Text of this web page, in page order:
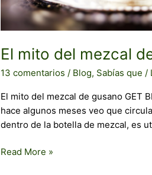
El mito del mezcal
13 comentarios / Blog, Sabías que /
El mito del mezcal de gusano GET
hace algunos meses veo que
dentro de la botella de mezcal, es
Read More »